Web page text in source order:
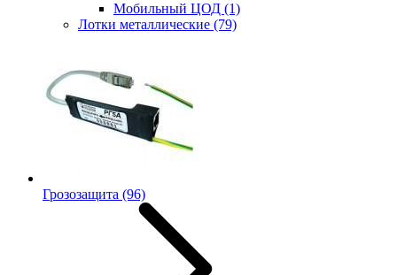
Мобильный ЦОД (1)
Лотки металлические (79)
Грозозащита (96)